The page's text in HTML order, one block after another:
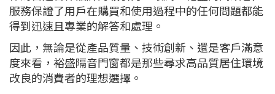
服務保證了用戶在購買和使用過程中的任何問題都能
得到迅速且專業的解答和處理。
因此，無論是從產品質量、技術創新、還是客戶滿意
度來看，裕盛隔音門窗都是那些尋求高品質居住環境
改良的消費者的理想選擇。